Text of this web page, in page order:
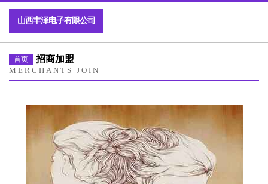
山西丰泽电子有限公司
首页 招商加盟
MERCHANTS JOIN